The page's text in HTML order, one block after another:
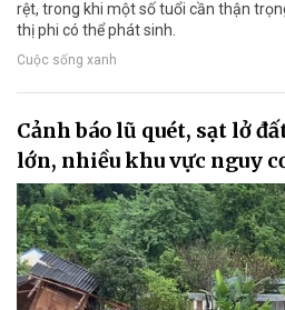
rệt, trong khi một số tuổi cần thận
thị phi có thể phát sinh.
Cuộc sống xanh
Cảnh báo lũ quét, sạt lở
lớn, nhiều khu vực nguy